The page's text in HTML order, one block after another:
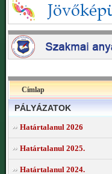
Címlap
PÁLYÁZATOK
Határtalanul 2026
Határtalanul 2025.
Határtalanul 2024.